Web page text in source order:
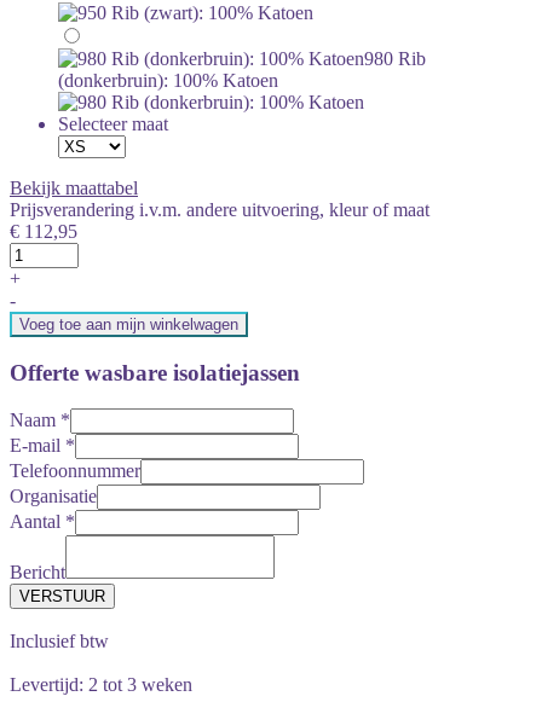
980 Rib
(donkerbruin): 100% Katoen
Selecteer maat
Bekijk maattabel
Prijsverandering i.v.m. andere uitvoering, kleur of maat
€ 112,95
+
-
Voeg toe aan mijn winkelwagen
Offerte wasbare isolatiejassen
Naam *
E-mail *
Telefoonnummer
Organisatie
Aantal *
Bericht
Inclusief btw
Levertijd: 2 tot 3 weken